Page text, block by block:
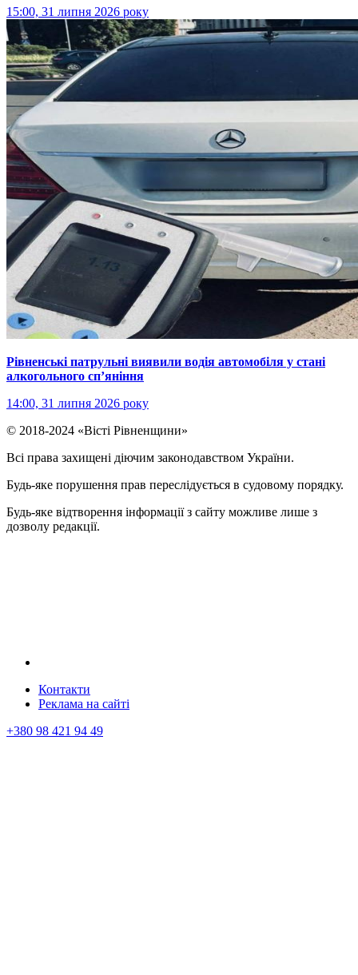
15:00, 31 липня 2026 року
Рівненські патрульні виявили водія автомобіля у стані
алкогольного сп’яніння
14:00, 31 липня 2026 року
© 2018-2024 «Вісті Рівненщини»
Всі права захищені діючим законодавством України.
Будь-яке порушення прав переслідується в судовому порядку.
Будь-яке відтворення інформації з сайту можливе лише з
дозволу редакції.
Контакти
Реклама на сайтi
+380 98 421 94 49